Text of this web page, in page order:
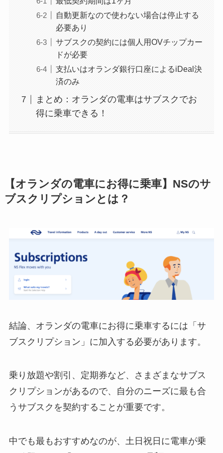
自動更新なので使わない場合は停止する
必要あり
サブスクの契約には個人用OVチップカー
ドが必要
支払いはオランダ銀行口座によるiDeal決
済のみ
まとめ：オランダの電車はサブスクでお
得に乗車できる！
【オランダの電車にお得に乗車】NSのサ
ブスクリプションとは？
結論、オランダの電車にお得に乗車するには「サ
ブスクリプション」に加入する必要があります。
乗り放題や割引、定期券など、さまざまなサブス
クリプションがあるので、自分のニーズに最も合
うサブスクを契約することが重要です。
中でも最もおすすめなのが、土日祝日に電車が乗